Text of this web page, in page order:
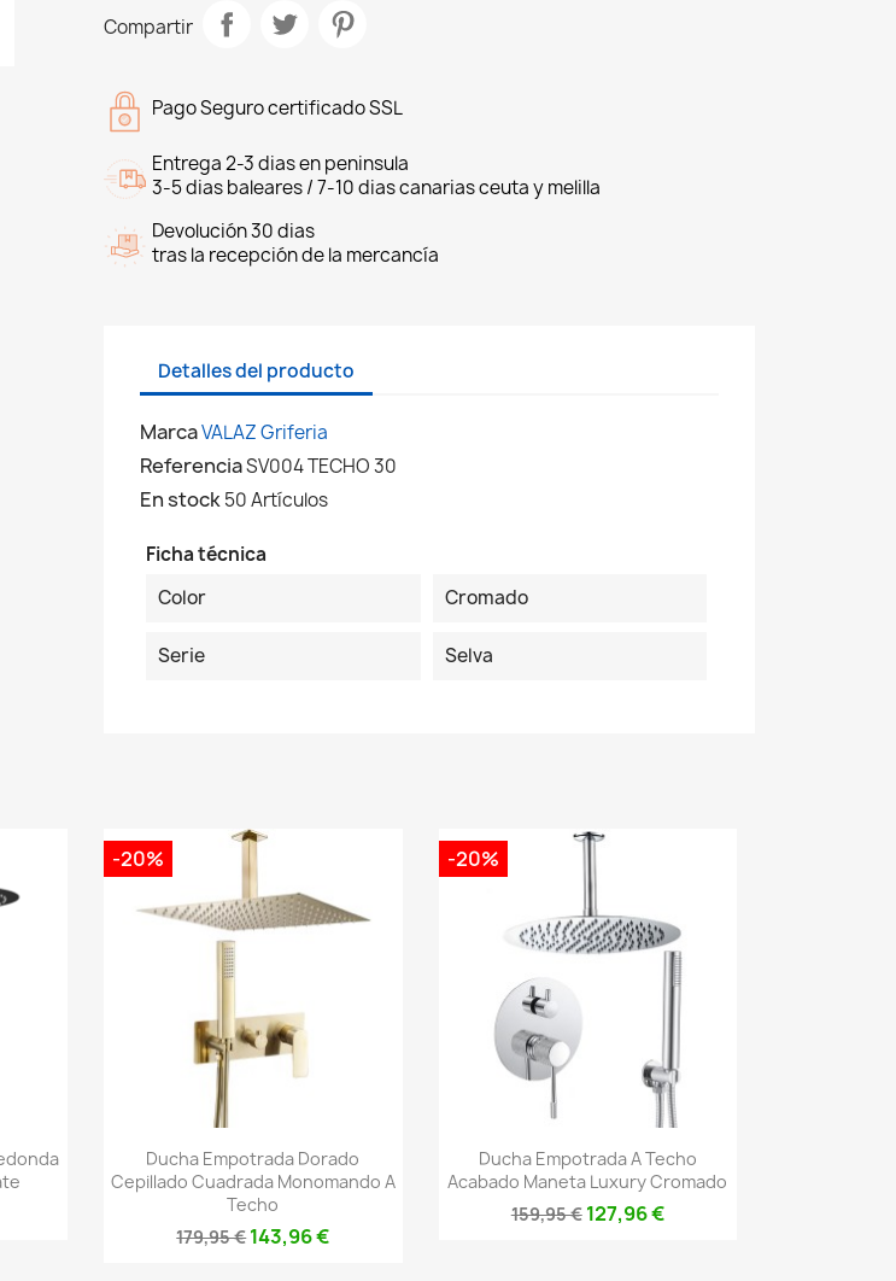
Compartir
Pago Seguro certificado SSL
Entrega 2-3 dias en peninsula
3-5 dias baleares / 7-10 dias canarias ceuta y melilla
Devolución 30 dias
tras la recepción de la mercancía
Detalles del producto
MarcaVALAZ Griferia
ReferenciaSV004 TECHO 30
En stock50 Artículos
Ficha técnica
Color
Cromado
Serie Selva
Vista rápida
Ducha Empotrada Dorado
Cepillado Cuadrada Monomando A
Techo
179,95 €143,96 €
-20%
Vista rápida
Ducha Empotrada A Techo
Acabado Maneta Luxury Cromado
159,95 € 127,96 €
-20%